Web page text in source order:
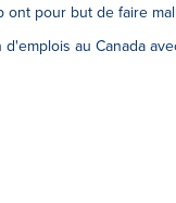
pour but de faire
au Canada